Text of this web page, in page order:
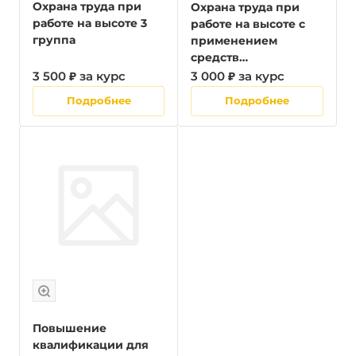
Охрана труда при
работе на высоте 3
группа
3 500 ₽ за курс
Подробнее
Охрана труда при
работе на высоте с
применением
средств
подмащивания
3 000 ₽ за курс
Подробнее
Повышение
квалификации для